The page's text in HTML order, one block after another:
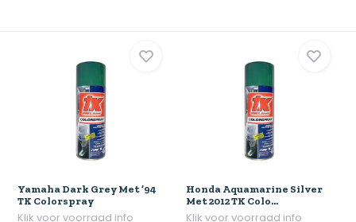
Yamaha Dark Grey Met ’94
TK Colorspray
Klik voor voorraad info
Honda Aquamarine Silver
Met 2012 TK Colo...
Klik voor voorraad info